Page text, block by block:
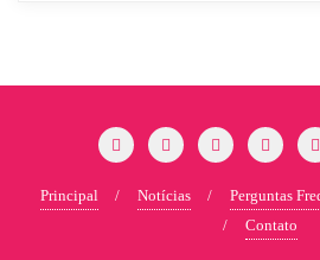
Principal Notícias Perguntas
Contato